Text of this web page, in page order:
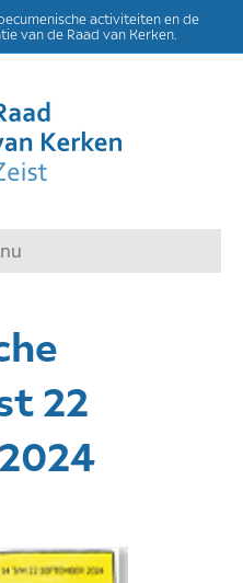
activiteiten en de
van de Raad van Kerken.
22